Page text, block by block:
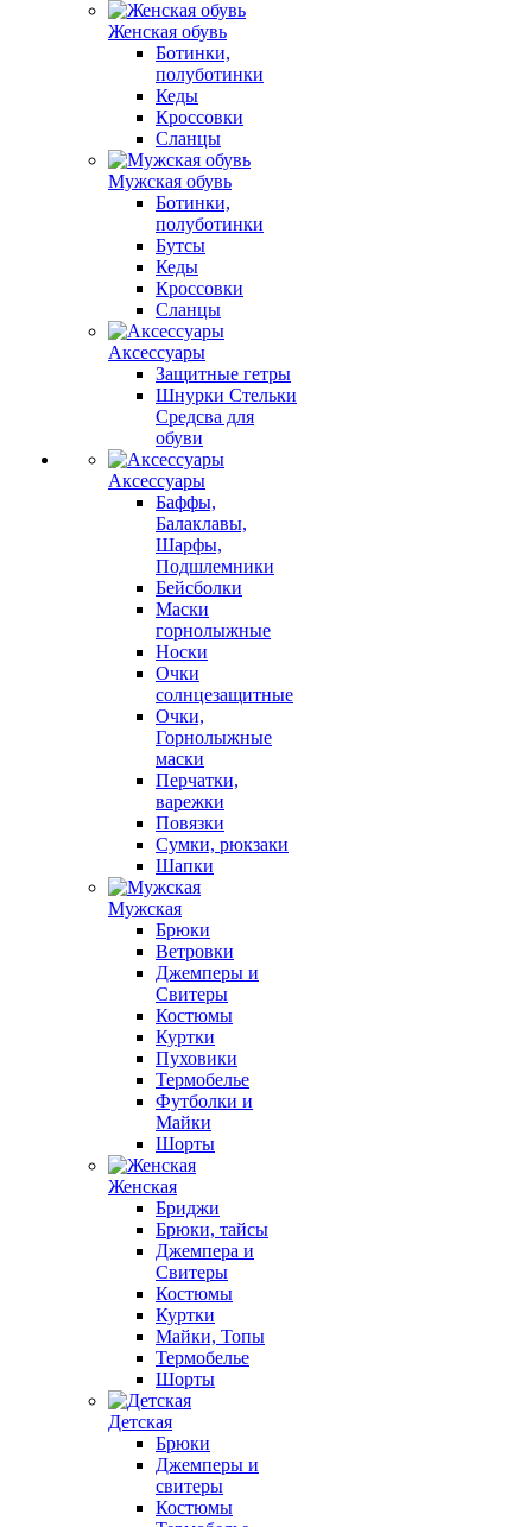
Женская обувь
Ботинки,
полуботинки
Кеды
Кроссовки
Сланцы
Мужская обувь
Ботинки,
полуботинки
Бутсы
Кеды
Кроссовки
Сланцы
Аксессуары
Защитные гетры
Шнурки Стельки
Средсва для
обуви
Аксессуары
Баффы,
Балаклавы,
Шарфы,
Подшлемники
Бейсболки
Маски
горнолыжные
Носки
Очки
солнцезащитные
Очки,
Горнолыжные
маски
Перчатки,
варежки
Повязки
Сумки, рюкзаки
Шапки
Мужская
Брюки
Ветровки
Джемперы и
Свитеры
Костюмы
Куртки
Пуховики
Термобелье
Футболки и
Майки
Шорты
Женская
Бриджи
Брюки, тайсы
Джемпера и
Свитеры
Костюмы
Куртки
Майки, Топы
Термобелье
Шорты
Детская
Брюки
Джемперы и
свитеры
Костюмы